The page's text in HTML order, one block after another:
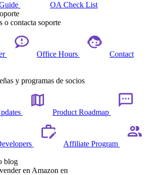
OA Check List
o contacta soporte
Office Hours
Contact
y programas de socios
Product Roadmap
Affiliate Program
blog
en Amazon en